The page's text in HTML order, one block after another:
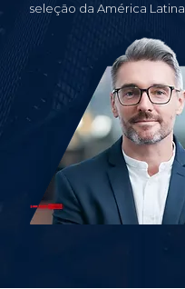
seleção da América Latina.